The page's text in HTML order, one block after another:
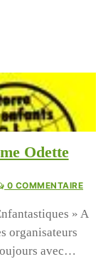
Odette
0 COMMENTAIRE
» A
organisateurs
avec…